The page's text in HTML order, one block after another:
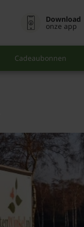
Download
onze app
Cadeaubonnen